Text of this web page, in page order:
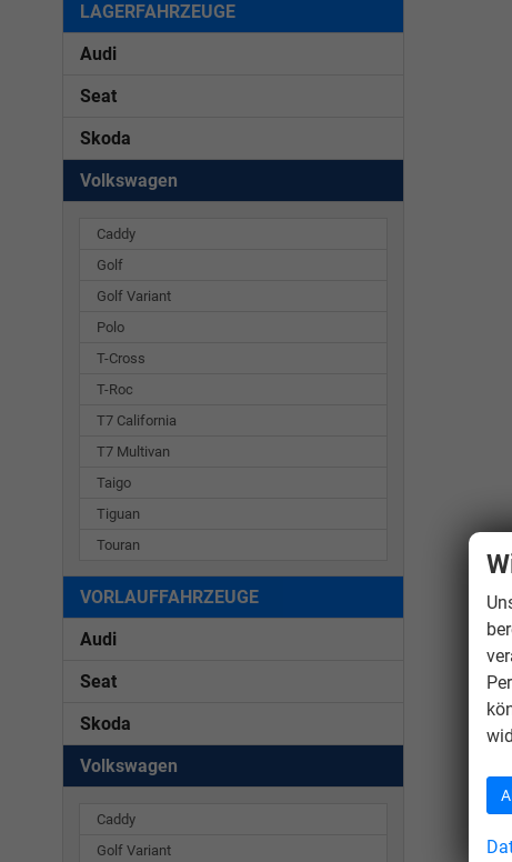
LAGERFAHRZEUGE
Audi
Seat
Skoda
Volkswagen
Caddy
Golf
Golf Variant
Polo
T-Cross
T-Roc
T7 California
T7 Multivan
Taigo
Tiguan
Touran
VORLAUFFAHRZEUGE
Audi
Seat
Skoda
Volkswagen
Caddy
Golf Variant